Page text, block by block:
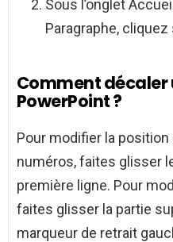
Sous l’onglet
Paragraphe, cliquez
Comment décaler
PowerPoint ?
Pour modifier la position
numéros, faites glisser
première ligne. Pour
faites glisser la partie
marqueur de retrait